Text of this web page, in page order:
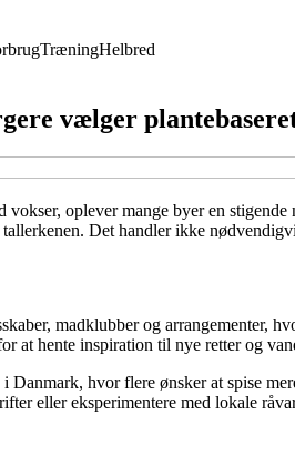
TræningHelbred
vælger
oplever mange byer en
Det handler ikke
madklubber og arrangementer,
at hente inspiration til nye retter og
Danmark, hvor flere ønsker at spise
eller eksperimentere med lokale